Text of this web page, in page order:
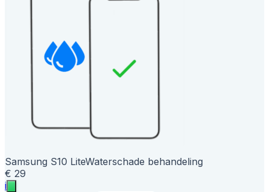
Samsung S10 LiteWaterschade behandeling
€ 29
i